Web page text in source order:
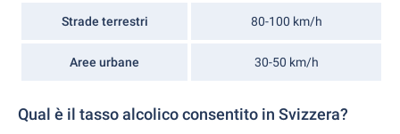
Strade terrestri 80-100 km/h
Aree urbane 30-50 km/h
Qual è il tasso alcolico consentito in Svizzera?